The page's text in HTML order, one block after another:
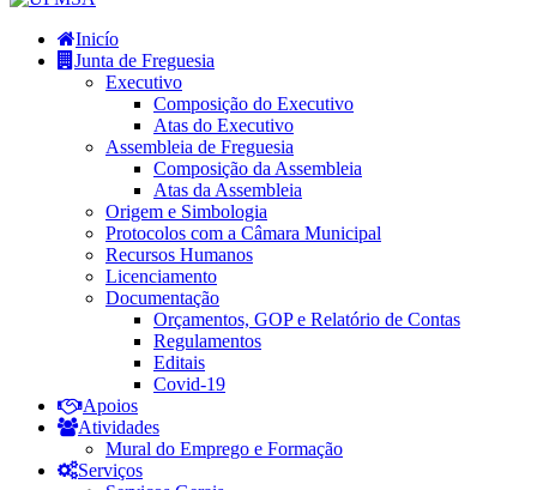
Inicío
Junta de Freguesia
Executivo
Composição do Executivo
Atas do Executivo
Assembleia de Freguesia
Composição da Assembleia
Atas da Assembleia
Origem e Simbologia
Protocolos com a Câmara Municipal
Recursos Humanos
Licenciamento
Documentação
Orçamentos, GOP e Relatório de Contas
Regulamentos
Editais
Covid-19
Apoios
Atividades
Mural do Emprego e Formação
Serviços